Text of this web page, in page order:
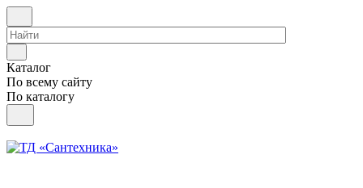
Каталог
По всему сайту
По каталогу